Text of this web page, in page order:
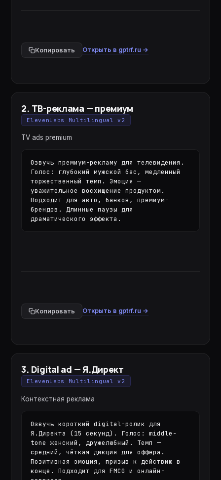
Копировать Открыть в gptrf.ru →
2. ТВ-реклама — премиум
ElevenLabs Multilingual v2
TV ads premium
Озвучь премиум-рекламу для телевидения.
Голос: глубокий мужской бас, медленный
торжественный темп. Эмоция —
уважительное восхищение продуктом.
Подходит для авто, банков, премиум-
брендов. Длинные паузы для
драматического эффекта.
Копировать Открыть в gptrf.ru →
3. Digital ad — Я.Директ
ElevenLabs Multilingual v2
Контекстная реклама
Озвучь короткий digital-ролик для
Я.Директа (15 секунд). Голос: middle-
tone женский, дружелюбный. Темп —
средний, чёткая дикция для оффера.
Позитивная эмоция, призыв к действию в
конце. Подходит для FMCG и онлайн-